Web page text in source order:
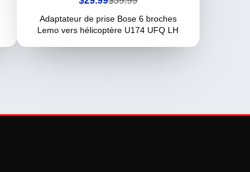
vente
Adaptateur de prise Bose 6 broches
Lemo vers hélicoptère U174 UFQ LH